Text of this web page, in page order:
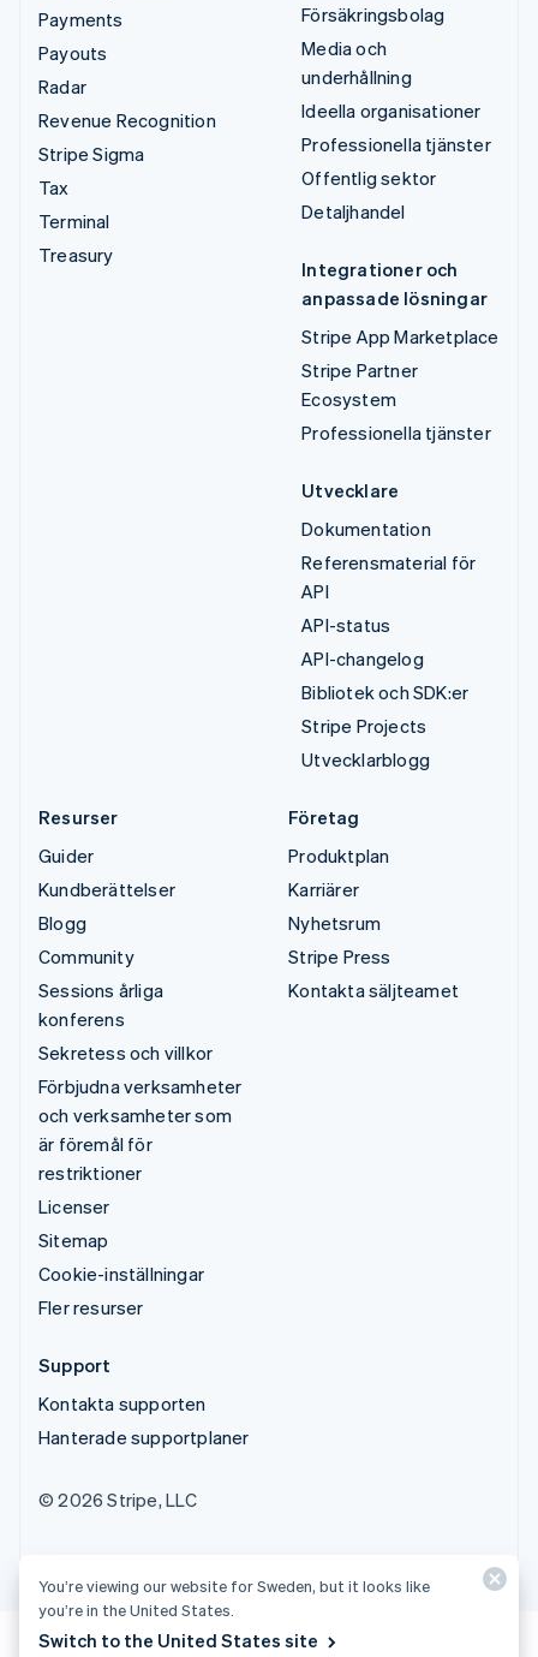
Payments
Payouts
Radar
Revenue Recognition
Stripe Sigma
Tax
Terminal
Treasury
Försäkringsbolag
Media och
underhållning
Ideella organisationer
Professionella tjänster
Offentlig sektor
Detaljhandel
Integrationer och
anpassade lösningar
Stripe App Marketplace
Stripe Partner
Ecosystem
Professionella tjänster
Utvecklare
Dokumentation
Referensmaterial för
API
API-status
API-changelog
Bibliotek och SDK:er
Stripe Projects
Utvecklarblogg
Resurser
Guider
Kundberättelser
Blogg
Community
Sessions årliga
konferens
Sekretess och villkor
Förbjudna verksamheter
och verksamheter som
är föremål för
restriktioner
Licenser
Sitemap
Cookie-inställningar
Fler resurser
Företag
Produktplan
Karriärer
Nyhetsrum
Stripe Press
Kontakta säljteamet
Support
Kontakta supporten
Hanterade supportplaner
© 2026 Stripe, LLC
You’re viewing our website for Sweden, but it looks like
you’re in the United States.
Switch to the United States site